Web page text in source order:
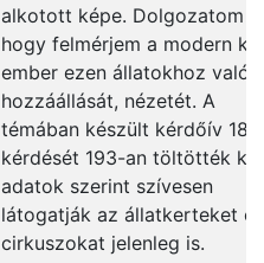
alkotott képe. Dolgozatom
hogy felmérjem a modern
ember ezen állatokhoz való
hozzáállását, nézetét. A
témában készült kérdőív 18
kérdését 193-an töltötték ki.
adatok szerint szívesen
látogatják az állatkerteket
cirkuszokat jelenleg is.